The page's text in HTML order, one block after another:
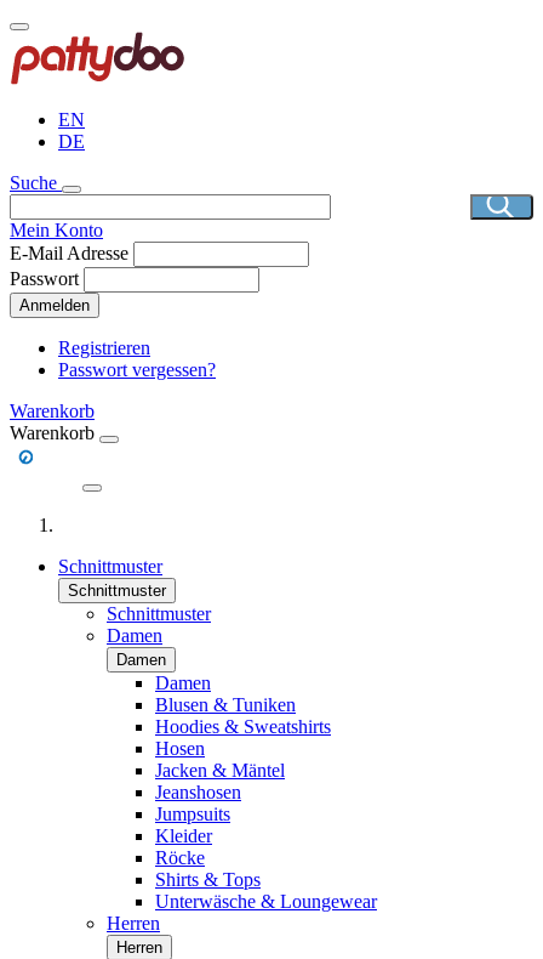
Direkt
zum
Inhalt
EN
DE
Suche
Mein Konto
E-Mail Adresse
Passwort
Anmelden
Registrieren
Passwort vergessen?
Warenkorb
Warenkorb
Schnittmuster
Schnittmuster
Schnittmuster
Damen
Damen
Damen
Blusen & Tuniken
Hoodies & Sweatshirts
Hosen
Jacken & Mäntel
Jeanshosen
Jumpsuits
Kleider
Röcke
Shirts & Tops
Unterwäsche & Loungewear
Herren
Herren